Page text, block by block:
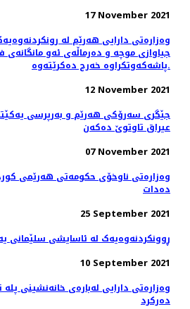
17 November 2021
وەزارەتی دارایی هەرێم لە
جیاوازی موچە و دەرماڵەی ئەو مانگانەی
پاشەکەوتکراوە خەرج دەکرێتەوە.
12 November 2021
جێگری سەرۆکی هەرێم و بەرپرسی
عيراق تاوتوێ ده‌كه‌ن
07 November 2021
وەزارەتی ناوخۆی حکومەتی هەرێمی
دەدات
25 September 2021
ڕوونکردنەوەیەک لە ئاسایشی سلێمانی
10 September 2021
وەزارەتی دارایی لەبارەی خانەنشینی پلە
دەرکرد